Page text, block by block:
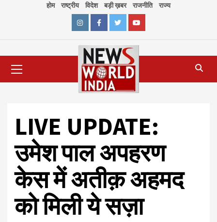
होम राष्ट्रीय विदेश बड़ी ख़बर राजनीति राज्य
InstagramFacebookTwitterYoutube
Menu
LIVE UPDATE:
उमेश पाल अपहरण
केस में अतीक़ अहमद
को मिली ये सज़ा